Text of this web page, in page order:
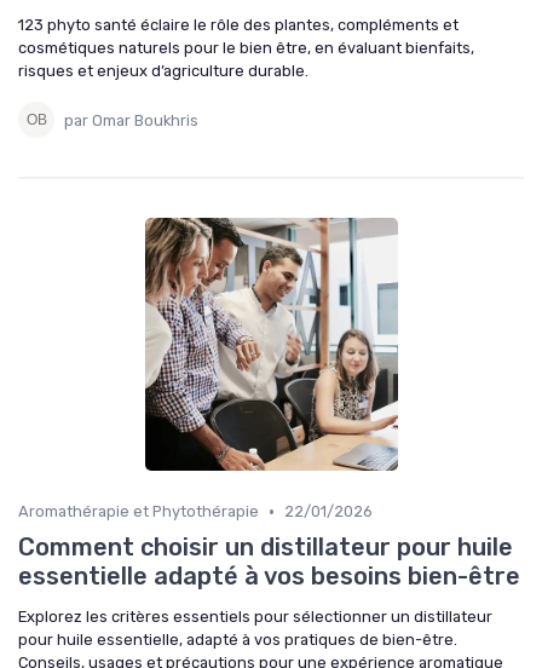
123 phyto santé éclaire le rôle des plantes, compléments et
cosmétiques naturels pour le bien être, en évaluant bienfaits,
risques et enjeux d’agriculture durable.
par Omar Boukhris
Aromathérapie et Phytothérapie • 22/01/2026
Comment choisir un distillateur pour huile
essentielle adapté à vos besoins bien-être
Explorez les critères essentiels pour sélectionner un distillateur
pour huile essentielle, adapté à vos pratiques de bien-être.
Conseils, usages et précautions pour une expérience aromatique